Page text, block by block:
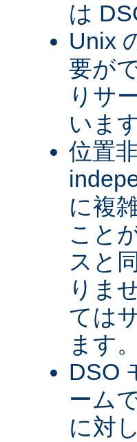
は
Unix
要が
りサ
います
位置
に複
こと
スと
りま
ては
ます。
DSO
ーム
に対